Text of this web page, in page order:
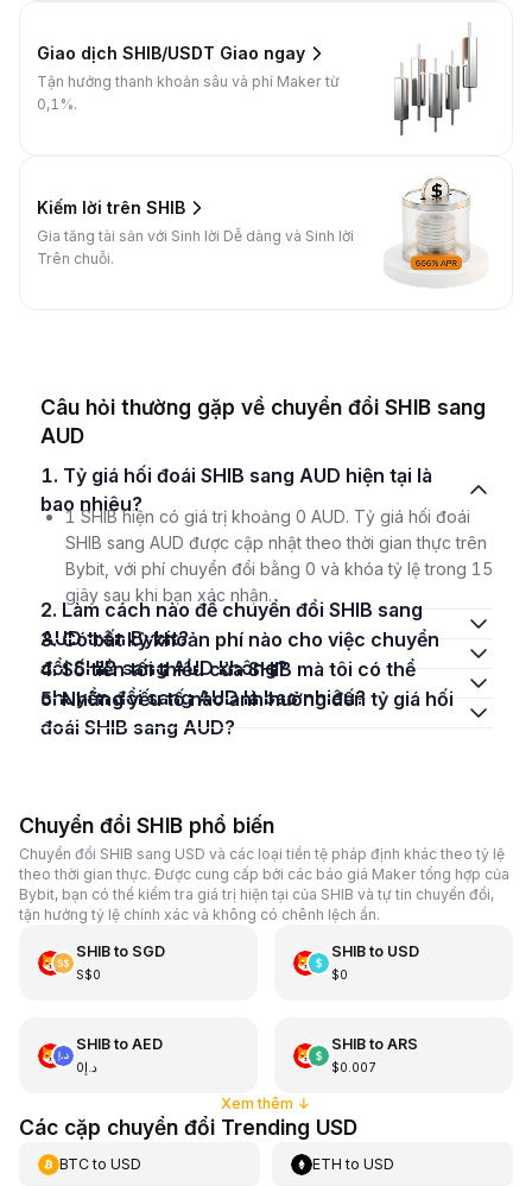
Giao dịch SHIB/USDT Giao ngay
Tận hưởng thanh khoản sâu và phí Maker từ
0,1%.
Kiếm lời trên SHIB
Gia tăng tài sản với Sinh lời Dễ dàng và Sinh lời
Trên chuỗi.
Câu hỏi thường gặp về chuyển đổi SHIB sang
AUD
1. Tỷ giá hối đoái SHIB sang AUD hiện tại là
bao nhiêu?
1 SHIB hiện có giá trị khoảng 0 AUD. Tỷ giá hối đoái
SHIB sang AUD được cập nhật theo thời gian thực trên
Bybit, với phí chuyển đổi bằng 0 và khóa tỷ lệ trong 15
giây sau khi bạn xác nhận.
2. Làm cách nào để chuyển đổi SHIB sang
AUD trên Bybit?
3. Có bất kỳ khoản phí nào cho việc chuyển
đổi SHIB sang AUD không?
4. Số tiền tối thiểu của SHIB mà tôi có thể
chuyển đổi sang AUD là bao nhiêu?
5. Những yếu tố nào ảnh hưởng đến tỷ giá hối
đoái SHIB sang AUD?
Chuyển đổi SHIB phổ biến
Chuyển đổi SHIB sang USD và các loại tiền tệ pháp định khác theo tỷ lệ
theo thời gian thực. Được cung cấp bởi các báo giá Maker tổng hợp của
Bybit, bạn có thể kiểm tra giá trị hiện tại của SHIB và tự tin chuyển đổi,
tận hưởng tỷ lệ chính xác và không có chênh lệch ẩn.
SHIBto SGD
S$0
SHIBto USD
$0
SHIBto AED
د.إ0
SHIBto ARS
$0.007
Xem thêm ↓
Các cặp chuyển đổi Trending USD
BTCto USD ETH toUSD